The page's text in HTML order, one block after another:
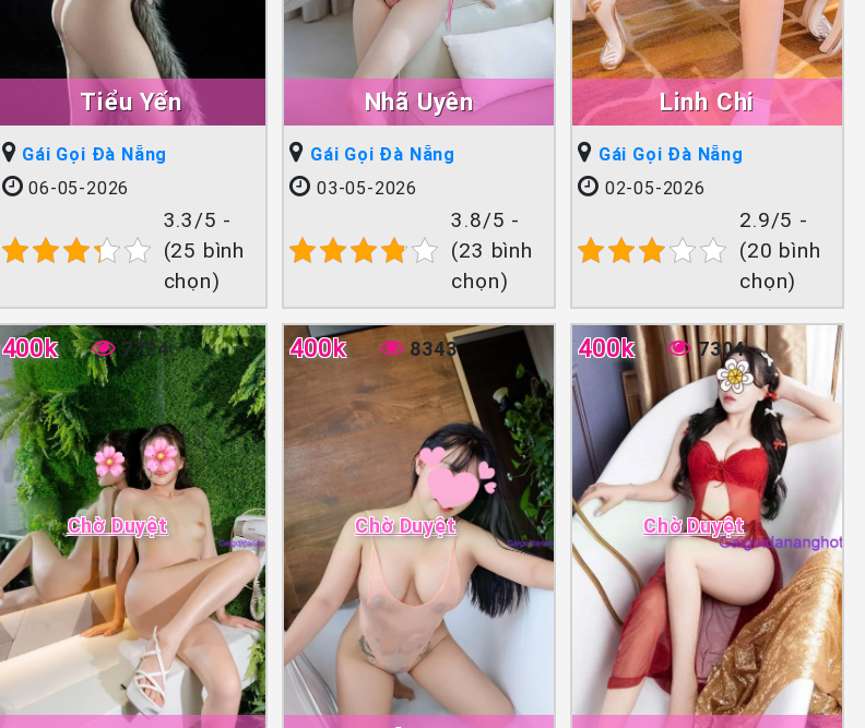
Tiểu Yến
Gái Gọi Đà Nẵng
06-05-2026
3.3/5 -
(25 bình
chọn)
Nhã Uyên
Gái Gọi Đà Nẵng
03-05-2026
3.8/5 -
(23 bình
chọn)
Linh Chi
Gái Gọi Đà Nẵng
02-05-2026
2.9/5 -
(20 bình
chọn)
400k 7724
Chờ Duyệt
400k 8343
Chờ Duyệt
400k 7304
Chờ Duyệt